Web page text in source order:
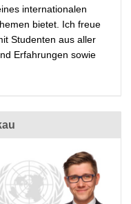
internationalen
bietet. Ich freue
Studenten aus aller
Erfahrungen sowie